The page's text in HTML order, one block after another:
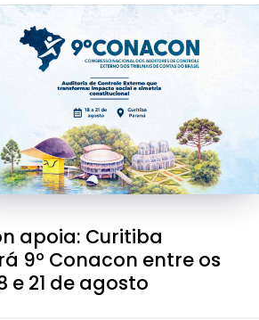
apoia: Curitiba
9º Conacon entre os
e 21 de agosto